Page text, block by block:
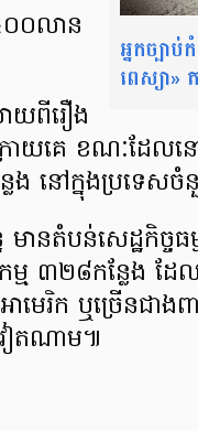
អ្នក​ច្បា
ពេស្យា»
០​លាន​
ាយ​ពី​រឿង​
រោយ​គេ ខណៈ​ដែល​
ង នៅ​ក្នុង​ប្រទេស​
ន​តំបន់​សេដ្ឋកិច្ច
ម្ម ៣២៨​កន្លែង
មេរិក ឬ​ច្រើន​ជា
ៀតណាម៕